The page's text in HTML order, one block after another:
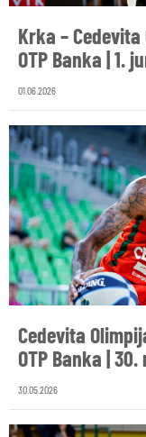
Krka –
OTP Banka | 1.
01.06.2026
Cedevita
OTP Banka |
30.05.2026